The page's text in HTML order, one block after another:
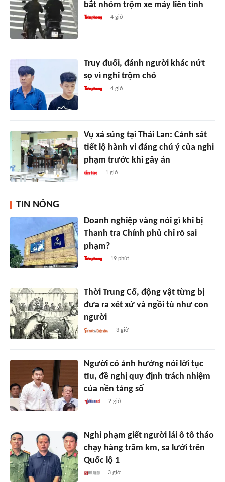
bắt nhóm trộm xe máy liên tỉnh
4 giờ
Truy đuổi, đánh người khác nứt
sọ vì nghi trộm chó
4 giờ
Vụ xả súng tại Thái Lan: Cảnh sát
tiết lộ hành vi đáng chú ý của nghi
phạm trước khi gây án
1 giờ
TIN NÓNG
Doanh nghiệp vàng nói gì khi bị
Thanh tra Chính phủ chỉ rõ sai
phạm?
19 phút
Thời Trung Cổ, động vật từng bị
đưa ra xét xử và ngồi tù như con
người
3 giờ
Người có ảnh hưởng nói lời tục
tĩu, đề nghị quy định trách nhiệm
của nền tảng số
2 giờ
Nghi phạm giết người lái ô tô tháo
chạy hàng trăm km, sa lưới trên
Quốc lộ 1
3 giờ